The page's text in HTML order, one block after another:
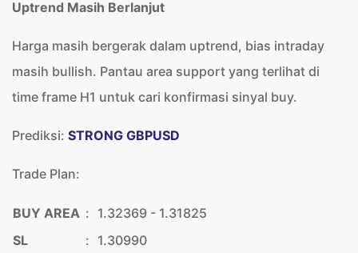
Uptrend Masih Berlanjut
Harga masih bergerak dalam uptrend, bias intraday
masih bullish. Pantau area support yang terlihat di
time frame H1 untuk cari konfirmasi sinyal buy.
Prediksi: STRONG GBPUSD
Trade Plan:
BUY AREA : 1.32369 - 1.31825
SL
: 1.30990